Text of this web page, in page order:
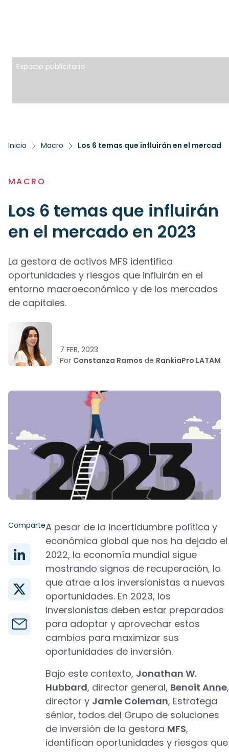
Espacio publicitario
Inicio Macro Los 6 temas que influirán en el mercado
MACRO
Los 6 temas que influirán
en el mercado en 2023
La gestora de activos MFS identifica
oportunidades y riesgos que influirán en el
entorno macroeconómico y de los mercados
de capitales.
7 FEB, 2023
Por Constanza Ramos de RankiaPro LATAM
ComparteA pesar de la incertidumbre política y
económica global que nos ha dejado el
2022, la economía mundial sigue
mostrando signos de recuperación, lo
que atrae a los inversionistas a nuevas
oportunidades. En 2023, los
inversionistas deben estar preparados
para adoptar y aprovechar estos
cambios para maximizar sus
oportunidades de inversión.
Bajo este contexto, Jonathan W.
Hubbard, director general, Benoit Anne,
director y Jamie Coleman, Estratega
sénior, todos del Grupo de soluciones
de inversión de la gestora MFS,
identifican oportunidades y riesgos que